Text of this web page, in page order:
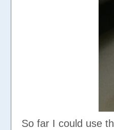
So far I could use